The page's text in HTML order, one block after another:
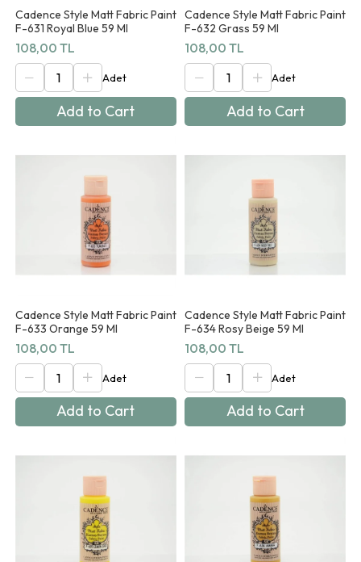
Cadence Style Matt Fabric Paint
F-631 Royal Blue 59 Ml
108,00 TL
Add to Cart
Cadence Style Matt Fabric Paint
F-632 Grass 59 Ml
108,00 TL
Add to Cart
Cadence Style Matt Fabric Paint
F-633 Orange 59 Ml
108,00 TL
Add to Cart
Cadence Style Matt Fabric Paint
F-634 Rosy Beige 59 Ml
108,00 TL
Add to Cart